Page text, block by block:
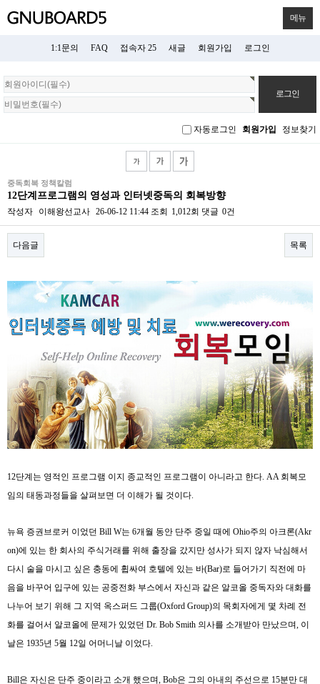
메뉴
1:1문의 FAQ 접속자 25 새글 회원가입 로그인
회
원
로
자동로그인 회원가입 정보찾기
중독회복 정책칼럼
12단계프로그램의 영성과 인터넷중독의 회복방향
작성자 이해왕선교사 26-06-12 11:44 조회 1,012회 댓글 0건
다음글 목록
본문
12단계는 영적인 프로그램 이지 종교적인 프로그램이 아니라고 한다 . AA 회복모
임의 태동과정들을 살펴보면 더 이해가 될 것이다
뉴욕 증권브로커 이었던 Bill W는 6개월 동안 단주 중일 때에 Ohio주의 아크론(Akr
on)에 있는 한 회사의 주식거래를 위해 출장을 갔지만 성사가 되지 않자 낙심해서
다시 술을 마시고 싶은 충동에 휩싸여 호텔에 있는 바(Bar)로 들어가기 직전에 마
음을 바꾸어 입구에 있는 공중전화 부스에서 자신과 같은 알코올 중독자와 대화를
나누어 보기 위해 그 지역 옥스퍼드 그룹(Oxford Group)의 목회자에게 몇 차례 전
화를 걸어서 알코올에 문제가 있었던 Dr. Bob Smith 의사를 소개받아 만났으며 이
날은 1935년 5월 12일 어머니날 이었다
Bill은 자신은 단주 중이라고 소개 했으며 , Bob은 그의 아내의 주선으로 15분만 대